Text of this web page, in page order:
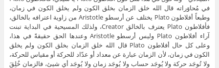
في مُحاوَراته قال الله خلق الزمان بخلق الكون ولم يخلق الكون في زمان،
وطبعاً أفلاطون Plato يختلف عن أرسطو Aristotle من زاوية اعترافه بالخالق،
فأفلاطون Plato يعترف بالخالق Creator، ولذلك المسيحية في البداية تبنت
آراء أفلاطون Plato وليس أرسطو Aristotle وعندها الحق حقيقةً في هذا،
وعلى كل حال أفلاطون Plato قال الله خلق الزمان بخلق الكون ولم يخلق
الكون في زمان، لأن الزمان عبارة عن معداد أو عدّاد للحركة أو مقياس للحركة،
ولا تُوجَد حركة ولا يُوجَد حساب ولا يُوجَد زمان ولا يُوجَد أي شيئ، فالزمان خُلِقَ